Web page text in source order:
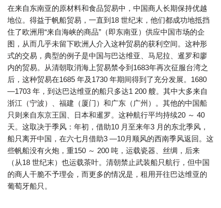
在来自东南亚的原材料和食品贸易中，中国商人长期保持优越
地位。得益于帆船贸易，一直到18 世纪末，他们都成功地抵挡
住了欧洲用“来自海峡的商品”（即东南亚）供应中国市场的企
图，从而几乎未留下欧洲人介入这种贸易的获利空间。这种形
式的交易，典型的例子是中国与巴达维亚、马尼拉、暹罗和廖
内的贸易。从清朝取消海上贸易禁令到1683年再次征服台湾之
后，这种贸易在1685 年及1730 年期间得到了充分发展。1680
—1703 年，到达巴达维亚的船只多达1 200 艘。其中大多来自
浙江（宁波）、福建（厦门）和广东（广州）。其他的中国船
只则来自东京王国、日本和暹罗。这种航行平均持续20 ～ 40
天。这取决于季风：年初，借助10 月至来年3 月的东北季风，
船只离开中国，在六七月借助3 —10月顺风的西南季风返回。这
些帆船没有火炮，重150 ～ 200 吨，运载瓷器、丝绸，后来
（从18 世纪末）也运载茶叶。清朝禁止武装船只航行，但中国
的商人干脆不予理会，而更多的情况是，租用开往巴达维亚的
葡萄牙船只。